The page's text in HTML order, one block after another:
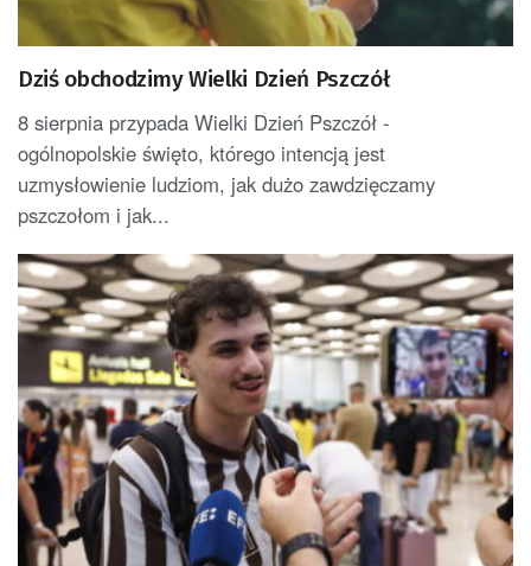
Dziś obchodzimy Wielki Dzień Pszczół
8 sierpnia przypada Wielki Dzień Pszczół -
ogólnopolskie święto, którego intencją jest
uzmysłowienie ludziom, jak dużo zawdzięczamy
pszczołom i jak...